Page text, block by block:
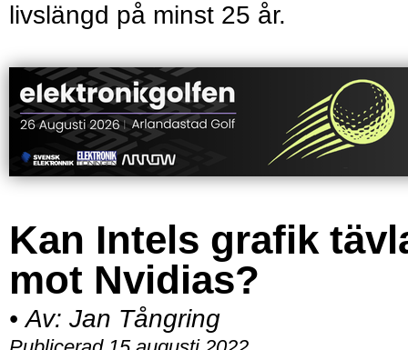
livslängd på minst 25 år.
Kan Intels grafik
mot Nvidias?
• Av: Jan Tångring